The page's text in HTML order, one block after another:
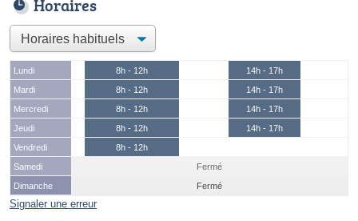
Horaires
Lundi 8h - 12h
14h - 17h
Mardi
8h - 12h
14h - 17h
Mercredi
8h - 12h
14h - 17h
Jeudi
8h - 12h
14h - 17h
Vendredi
8h - 12h
Samedi
Fermé
Dimanche
Fermé
Signaler une erreur